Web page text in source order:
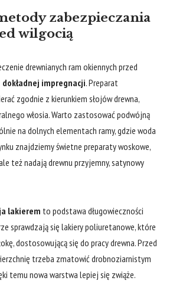
zabezpieczania
wilgocią
drewnianych ram okiennych przed
dokładnej impregnacji. Preparat
zgodnie z kierunkiem ⁢słojów drewna,
włosia.⁣ Warto zastosować​ podwójną
‍na dolnych elementach ramy, gdzie‍ woda⁣
znajdziemy świetne preparaty woskowe,
też nadają​ drewnu przyjemny, satynowy
lakierem to podstawa długowieczności
sprawdzają się lakiery poliuretanowe, które
dostosowującą ⁢się do pracy drewna. Przed
trzeba zmatowić drobnoziarnistym
‍temu nowa warstwa lepiej się ⁣zwiąże.